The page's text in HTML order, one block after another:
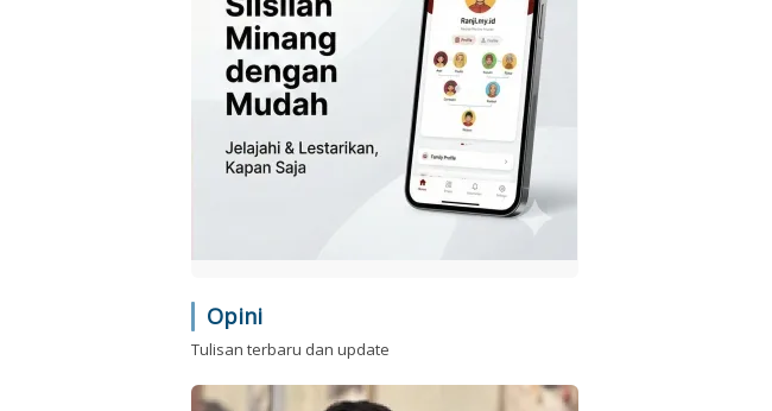
Opini
Tulisan terbaru dan update